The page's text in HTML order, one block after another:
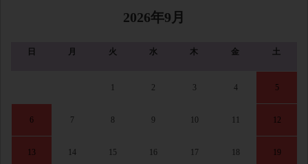
2026年9月
日 月 火 水 木 金 土
2 3 4 5
6 7 8 9 10 12
13 14 15 16 17 18 19